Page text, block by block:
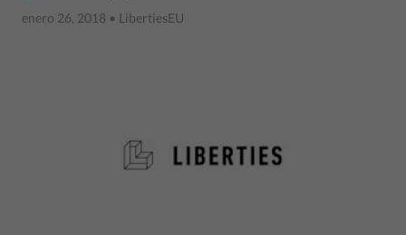
enero 26, 2018 • LibertiesEU